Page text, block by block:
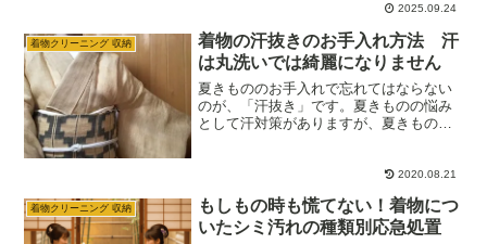
に自分で洗うことができます。 2025.09.24
着物クリーニング 収納
着物の汗抜きのお手入れ方法 汗
は丸洗いでは綺麗になりません
夏きもののお手入れで忘れてはならない
のが、「汗抜き」です。夏きものの悩み
として汗対策がありますが、夏きものに
要になってきますが、「汗抜き」だけで
は駄目なの？「丸洗い」で…
2020.08.21
着物クリーニング 収納
もしもの時も慌てない！着物につ
いたシミ汚れの種類別応急処置